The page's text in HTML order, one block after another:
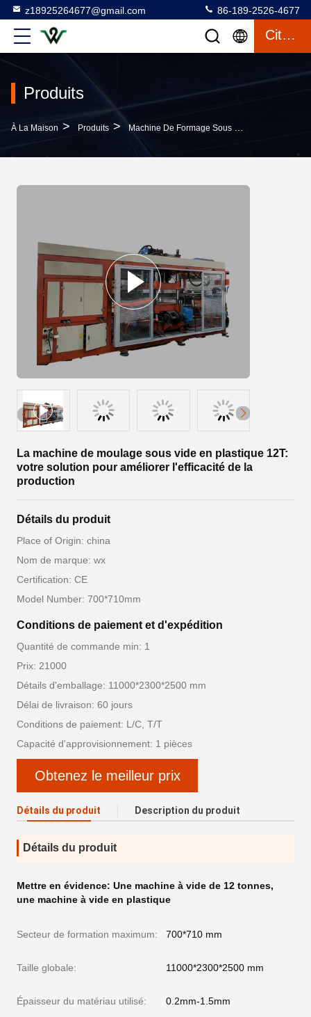
z18925264677@gmail.com 86-189-2526-4677
Citation
Produits
À La Maison > Produits > Machine De Formage Sous Vide En Plastique
La machine de moulage sous vide en plastique 12T:
votre solution pour améliorer l'efficacité de la
production
Détails du produit
Place of Origin: china
Nom de marque: wx
Certification: CE
Model Number: 700*710mm
Conditions de paiement et d'expédition
Quantité de commande min: 1
Prix: 21000
Détails d'emballage: 11000*2300*2500 mm
Délai de livraison: 60 jours
Conditions de paiement: L/C, T/T
Capacité d'approvisionnement: 1 pièces
Obtenez le meilleur prix
Détails du produit Description du produit
Détails du produit
Mettre en évidence: Une machine à vide de 12 tonnes,
une machine à vide en plastique
Secteur de formation maximum: 700*710 mm
Taille globale: 11000*2300*2500 mm
Épaisseur du matériau utilisé: 0.2mm-1.5mm